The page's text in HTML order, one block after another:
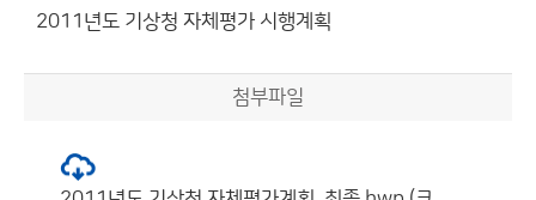
2011년도 기상청 자체평가 시행계획
첨부파일